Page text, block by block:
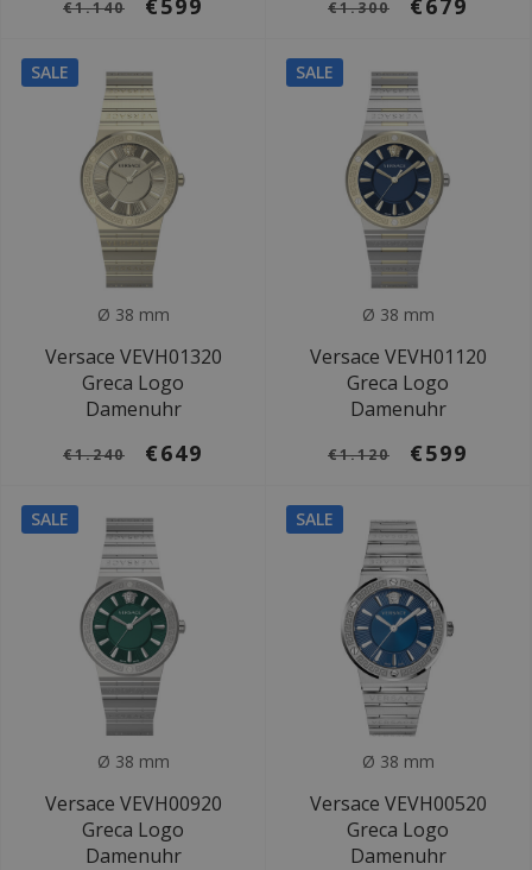
€1.140 €599 €1.300 €679
SALE
Ø 38 mm
Versace VEVH01320
Greca Logo
Damenuhr
€1.240 €649
SALE
Ø 38 mm
Versace VEVH01120
Greca Logo
Damenuhr
€1.120 €599
SALE
Ø 38 mm
Versace VEVH00920
Greca Logo
Damenuhr
SALE
Ø 38 mm
Versace VEVH00520
Greca Logo
Damenuhr